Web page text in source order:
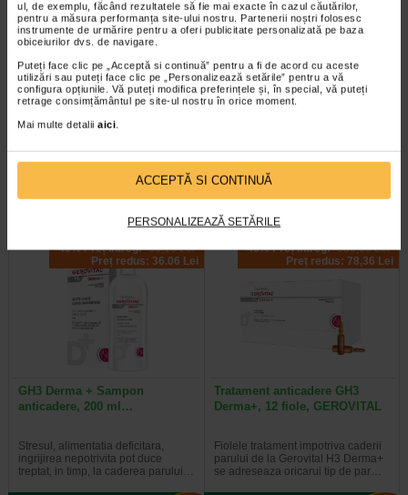
ul, de exemplu, făcând rezultatele să fie mai exacte în cazul căutărilor,
pentru a măsura performanța site-ului nostru. Partenerii noștri folosesc
instrumente de urmărire pentru a oferi publicitate personalizată pe baza
obiceiurilor dvs. de navigare.
Puteți face clic pe „Acceptă si continuă” pentru a fi de acord cu aceste
utilizări sau puteți face clic pe „Personalizează setările” pentru a vă
configura opțiunile. Vă puteți modifica preferințele și, în special, vă puteți
retrage consimțământul pe site-ul nostru în orice moment.
Mai multe detalii aici.
ACCEPTĂ SI CONTINUĂ
PERSONALIZEAZĂ SETĂRILE
Masca cu biotina pentru par,
50 g, DIFEEL
formule fortificate infuzate cu
Masca regeneranta cu biotina
par cret, 50 g, DIFEEL
par si faciliteaza coafarea; Masca
-40% Preț întreg: 60,10 Lei
Preț redus: 36.06 Lei
GH3 Derma + Sampon
anticadere, 200 ml…
Stresul, alimentatia deficitara,
ingrijirea nepotrivita pot duce
treptat, in timp, la caderea parului…
-40% Preț întreg: 130,60 Lei
Preț redus: 78,36 Lei
Tratament anticadere GH3
Derma+, 12 fiole, GEROVITAL
Fiolele tratament impotriva caderii
parului de la Gerovital H3 Derma+
se adreseaza oricarui tip de par…